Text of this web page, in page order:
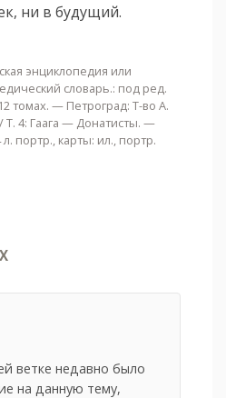
ни в будущий.
энциклопедия или
словарь.: под ред.
томах. — Петроград: Т-во А.
Т. 4: Гаага — Донатисты. —
л. портр., карты: ил., портр.
ветке недавно было
на данную тему,